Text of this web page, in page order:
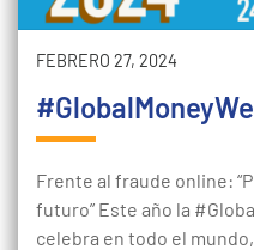
FEBRERO 27, 2024
Frente al fraude online:
futuro” Este año la
celebra en todo el